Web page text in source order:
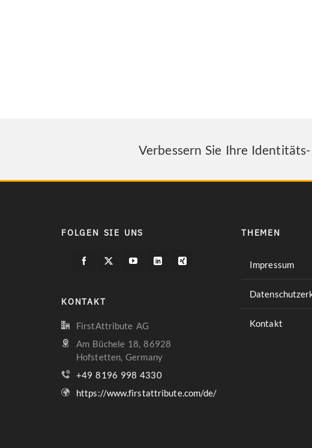
Verbessern Sie Ihre
FOLGEN SIE UNS
KONTAKT
FirstAttribute AG
Am Büchele 18, 86928
Hofstetten, Germany
+49 8196 998 4330
https://www.firstattribute.com/de/
THEMEN
Impressum
Kontakt